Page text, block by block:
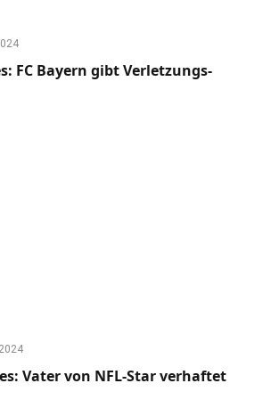
FC Bayern gibt Verletzungs-
Vater von NFL-Star verhaftet